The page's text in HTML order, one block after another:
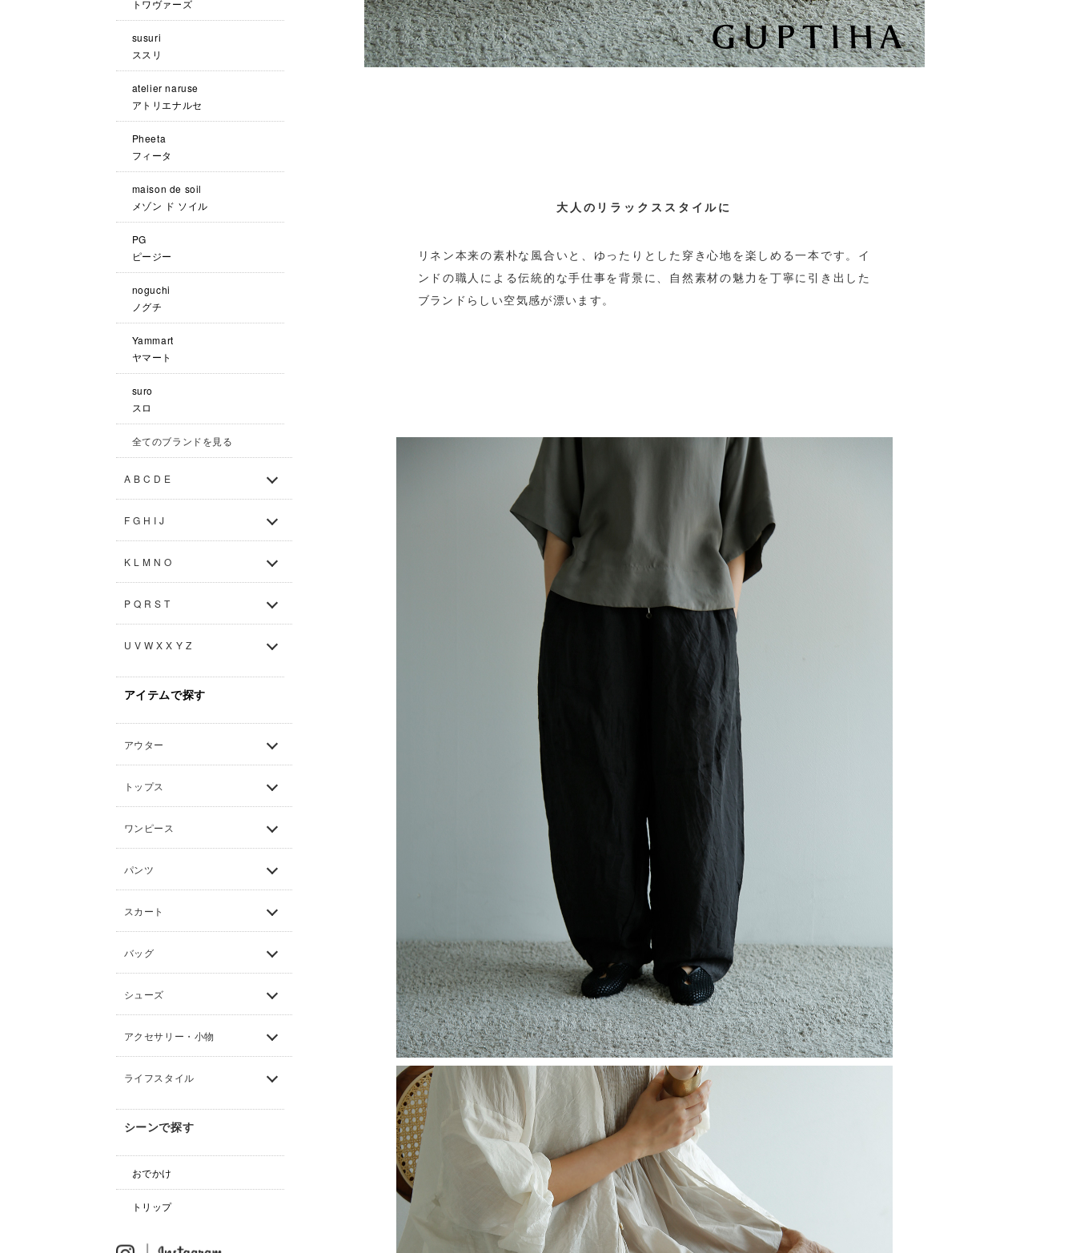
トワヴァーズ
susuri
ススリ
atelier naruse
アトリエナルセ
Pheeta
フィータ
maison de soil
メゾン ド ソイル
PG
ピージー
noguchi
ノグチ
Yammart
ヤマート
suro
スロ
全てのブランドを見る
A B C D E
F G H I J
K L M N O
P Q R S T
U V W X X Y Z
アイテムで探す
アウター
トップス
ワンピース
パンツ
スカート
バッグ
シューズ
アクセサリー・小物
ライフスタイル
シーンで探す
おでかけ
トリップ
大人のリラックススタイルに
リネン本来の素朴な風合いと、ゆったりとした穿き心地を楽しめる一本です。イ
ンドの職人による伝統的な手仕事を背景に、自然素材の魅力を丁寧に引き出した
ブランドらしい空気感が漂います。